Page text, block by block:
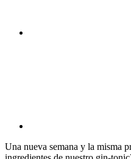
Una nueva semana y la misma